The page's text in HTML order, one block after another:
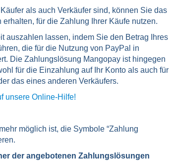
als auch Verkäufer sind, können Sie das
für die Zahlung Ihrer Käufe nutzen.
auszahlen lassen, indem Sie den Betrag Ihres
die für die Nutzung von PayPal in
Die Zahlungslösung Mangopay ist hingegen
für die Einzahlung auf Ihr Konto als auch für
das eines anderen Verkäufers.
unsere Online-Hilfe!
möglich ist, die Symbole “Zahlung
der angebotenen Zahlungslösungen